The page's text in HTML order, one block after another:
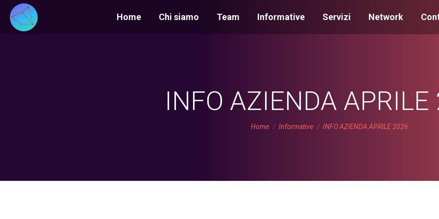
Home Chi siamo Team Informative Servizi Network
INFO AZIENDA
You are here:
Home Informative INFO AZIENDA APRILE 2026